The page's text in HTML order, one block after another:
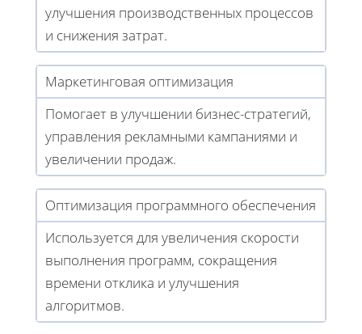
улучшения производственных процессов
и снижения затрат.
Маркетинговая оптимизация
Помогает в улучшении бизнес-стратегий,
управления рекламными кампаниями и
увеличении продаж.
Оптимизация программного обеспечения
Используется для увеличения скорости
выполнения программ, сокращения
времени отклика и улучшения
алгоритмов.